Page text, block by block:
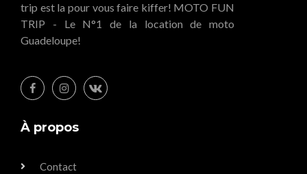
trip est la pour vous faire kiffer! MOTO FUN
TRIP - Le N°1 de la location de moto
Guadeloupe!
À propos
Contact